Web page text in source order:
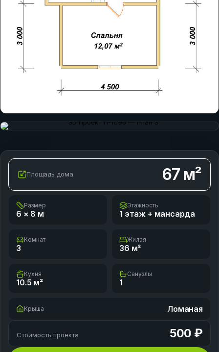
Площадь дома 67м²
Размер
6 × 8 м
Этажность
1 этаж + мансарда
Комнат
3
Жилая
36 м²
Кухня
10.5 м²
Санузлы
1
Крыша Ломаная
Стоимость проекта 500 ₽